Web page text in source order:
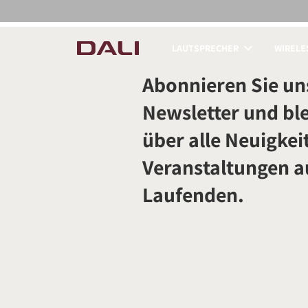
PRODUKTE
Abonnieren Sie
Newsletter und
über alle
Veranstaltungen
Laufenden.